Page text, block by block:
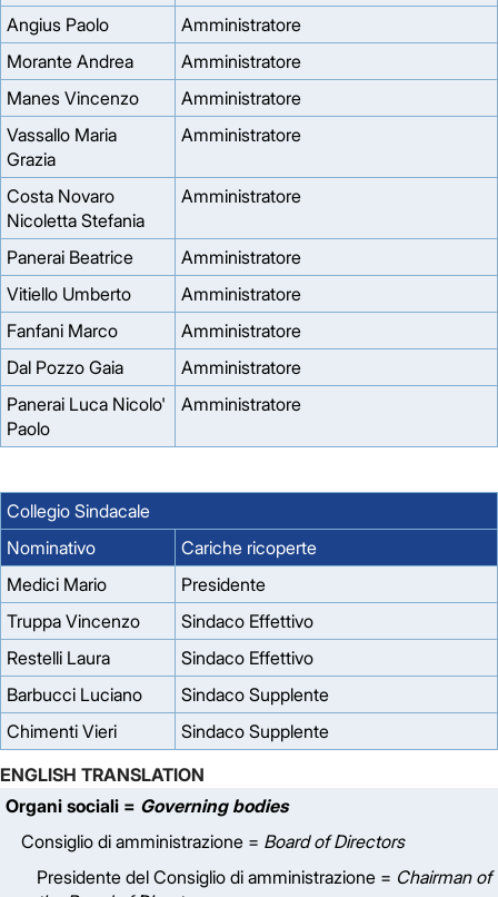
Angius Paolo
Amministratore
Morante Andrea
Amministratore
Manes Vincenzo
Amministratore
Vassallo Maria
Grazia
Amministratore
Costa Novaro
Nicoletta Stefania
Amministratore
Panerai Beatrice
Amministratore
Vitiello Umberto
Amministratore
Fanfani Marco
Amministratore
Dal Pozzo Gaia
Amministratore
Panerai Luca Nicolo'
Paolo
Amministratore
Collegio Sindacale
Nominativo
Cariche ricoperte
Medici Mario
Presidente
Truppa Vincenzo
Sindaco Effettivo
Restelli Laura
Sindaco Effettivo
Barbucci Luciano
Sindaco Supplente
Chimenti Vieri
Sindaco Supplente
ENGLISH TRANSLATION
Organi sociali = Governing bodies
Consiglio di amministrazione = Board of Directors
Presidente del Consiglio di amministrazione = Chairman of